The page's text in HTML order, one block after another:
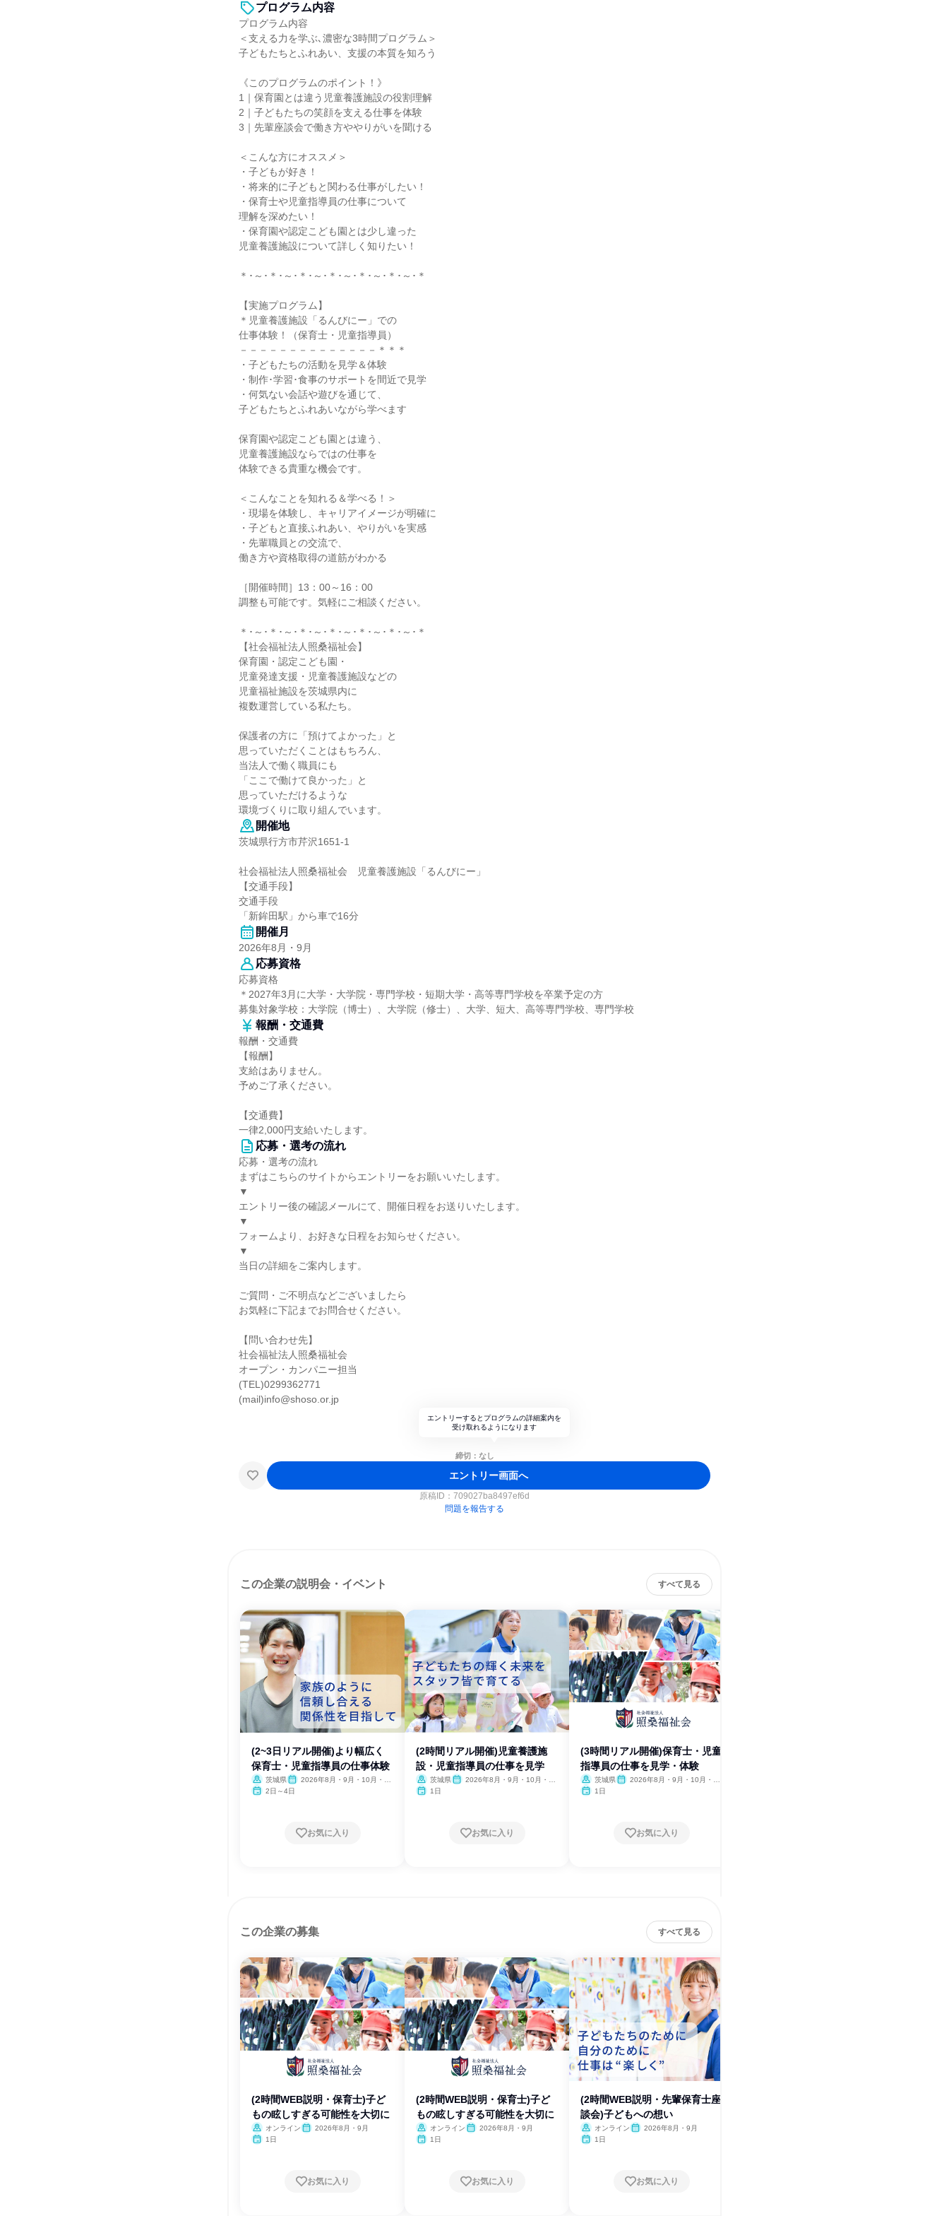
プログラム内容
プログラム内容
＜支える力を学ぶ､濃密な3時間プログラム＞
子どもたちとふれあい、支援の本質を知ろう
《このプログラムのポイント！》
1｜保育園とは違う児童養護施設の役割理解
2｜子どもたちの笑顔を支える仕事を体験
3｜先輩座談会で働き方ややりがいを聞ける
＜こんな方にオススメ＞
・子どもが好き！
・将来的に子どもと関わる仕事がしたい！
・保育士や児童指導員の仕事について
理解を深めたい！
・保育園や認定こども園とは少し違った
児童養護施設について詳しく知りたい！
＊･～･＊･～･＊･～･＊･～･＊･～･＊･～･＊
【実施プログラム】
＊児童養護施設「るんびにー」での
仕事体験！（保育士・児童指導員）
－－－－－－－－－－－－－－＊＊＊
・子どもたちの活動を見学＆体験
・制作･学習･食事のサポートを間近で見学
・何気ない会話や遊びを通じて、
子どもたちとふれあいながら学べます
保育園や認定こども園とは違う、
児童養護施設ならではの仕事を
体験できる貴重な機会です。
＜こんなことを知れる＆学べる！＞
・現場を体験し、キャリアイメージが明確に
・子どもと直接ふれあい、やりがいを実感
・先輩職員との交流で、
働き方や資格取得の道筋がわかる
［開催時間］13：00～16：00
調整も可能です。気軽にご相談ください。
＊･～･＊･～･＊･～･＊･～･＊･～･＊･～･＊
【社会福祉法人照桑福祉会】
保育園・認定こども園・
児童発達支援・児童養護施設などの
児童福祉施設を茨城県内に
複数運営している私たち。
保護者の方に「預けてよかった」と
思っていただくことはもちろん、
当法人で働く職員にも
「ここで働けて良かった」と
思っていただけるような
環境づくりに取り組んでいます。
開催地
茨城県行方市芹沢1651-1
社会福祉法人照桑福祉会 児童養護施設「るんびにー」
【交通手段】
交通手段
「新鉾田駅」から車で16分
開催月
2026年8月・9月
応募資格
応募資格
＊2027年3月に大学・大学院・専門学校・短期大学・高等専門学校を卒業予定の方
募集対象学校：大学院（博士）、大学院（修士）、大学、短大、高等専門学校、専門学校
報酬・交通費
報酬・交通費
【報酬】
支給はありません。
予めご了承ください。
【交通費】
一律2,000円支給いたします。
応募・選考の流れ
応募・選考の流れ
まずはこちらのサイトからエントリーをお願いいたします。
▼
エントリー後の確認メールにて、開催日程をお送りいたします。
▼
フォームより、お好きな日程をお知らせください。
▼
当日の詳細をご案内します。
ご質問・ご不明点などございましたら
お気軽に下記までお問合せください。
【問い合わせ先】
社会福祉法人照桑福祉会
オープン・カンパニー担当
(TEL)0299362771
(mail)info@shoso.or.jp
エントリーするとプログラムの詳細案内を
受け取れるようになります
締切：なし
エントリー画面へ
原稿ID： 709027ba8497ef6d
問題を報告する
この企業の説明会・イベント すべて見る
(2~3日リアル開催)より幅広く
保育士・児童指導員の仕事体験
茨城県
2026年8月・9月・10月・11
月・12月
2日～4日
お気に入り
(2時間リアル開催)児童養護施
設・児童指導員の仕事を見学
茨城県
2026年8月・9月・10月・11
1日
お気に入り
(3時間リアル開催)保育士・児童
指導員の仕事を見学・体験
茨城県
2026年8月・9月・10月・11
1日
お気に入り
この企業の募集 すべて見る
(2時間WEB説明・保育士)子ど
もの眩しすぎる可能性を大切に
オンライン
2026年8月・9月
1日
お気に入り
(2時間WEB説明・保育士)子ど
もの眩しすぎる可能性を大切に
オンライン
2026年8月・9月
1日
お気に入り
(2時間WEB説明・先輩保育士座
談会)子どもへの想い
オンライン
2026年8月・9月
1日
お気に入り